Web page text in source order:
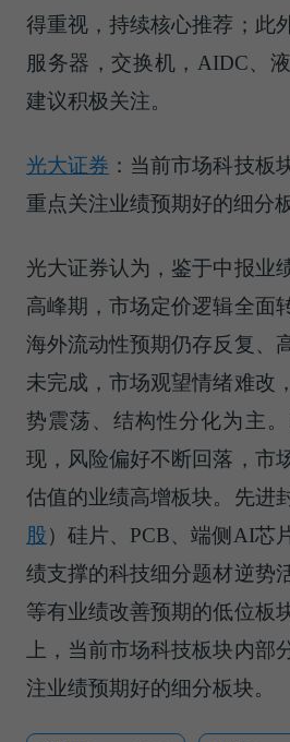
得重视，持续核心推荐；此
服务器，交换机，AIDC、
建议积极关注。
光大证券 ：当前市场科技板
重点关注业绩预期好的细分
光大证券认为，鉴于中报业
高峰期，市场定价逻辑全面
海外流动性预期仍存反复、
未完成，市场观望情绪难改
势震荡、结构性分化为主
现，风险偏好不断回落，市
估值的业绩高增板块。先进
股）硅片、PCB、端侧 AI芯
绩支撑的科技细分题材逆势
等有业绩改善预期的低位板
上，当前市场科技板块内部
注业绩预期好的细分板块。